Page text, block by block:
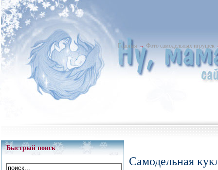
Главная → Фото самодельных игрушек
Быстрый поиск
Самодельная